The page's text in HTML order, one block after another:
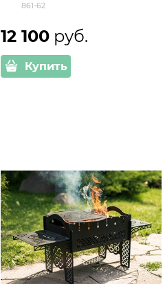
861-62
12 100 руб.
Купить